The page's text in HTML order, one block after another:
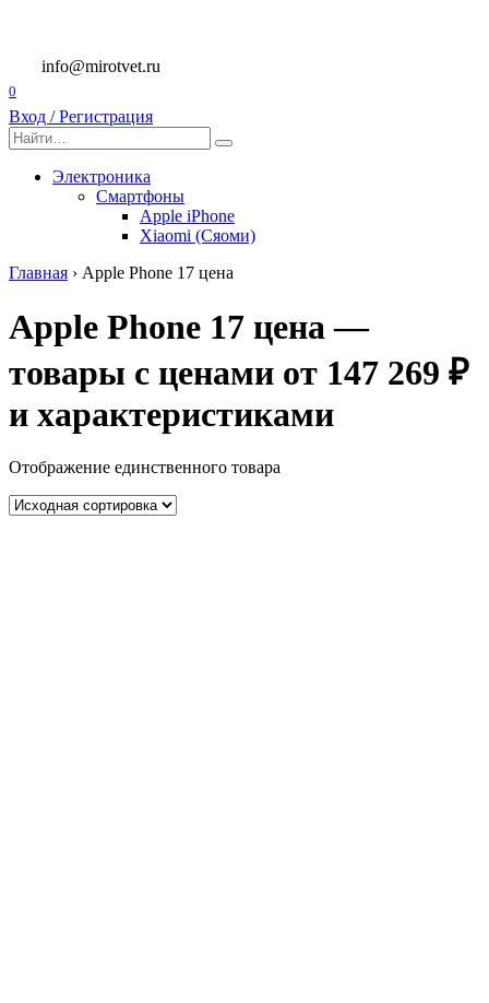
содержанию
info@mirotvet.ru
0
Вход / Регистрация
Search
for:
Электроника
Смартфоны
Apple iPhone
Xiaomi (Сяоми)
Главная › Apple Phone 17 цена
Apple Phone 17 цена —
товары с ценами от 147 269 ₽
и характеристиками
Отображение единственного товара